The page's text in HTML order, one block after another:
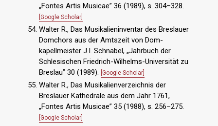
„Fontes Artis Musicae” 36 (1989), s. 304–328.
[Google Scholar]
Walter R., Das Musikalieninventar des Breslauer
Domchors aus der Amtszeit von Dom-
kapellmeister J.I. Schnabel, „Jahrbuch der
Schlesischen Friedrich-Wilhelms-Universität zu
Breslau” 30 (1989). [Google Scholar]
Walter R., Das Musikalienverzeichnis der
Breslauer Kathedrale aus dem Jahr 1761,
„Fontes Artis Musicae” 35 (1988), s. 256–275.
[Google Scholar]